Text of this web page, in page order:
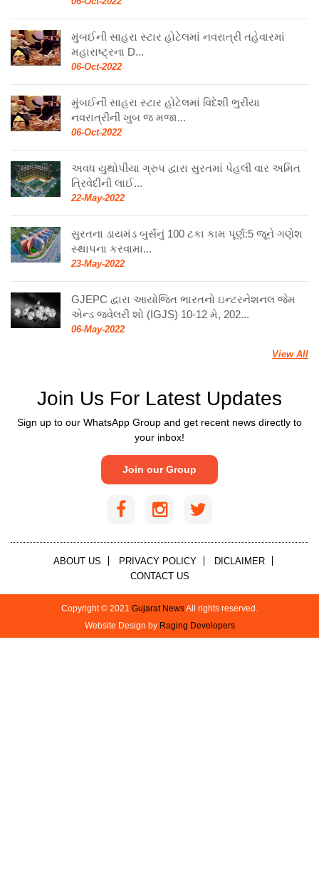
મુંબઈની સાહરા સ્ટાર હોટેલમાં નવરાત્રી તહેવારમાં
મહારાષ્ટ્રના D...
06-Oct-2022
મુંબઈની સાહરા સ્ટાર હોટેલમાં વિદેશી ભુરીયા
નવરાત્રીની ખુબ જ મજા...
06-Oct-2022
અવધ યુથોપીયા ગ્રુપ દ્વારા સુરતમાં પેહલી વાર અમિત
ત્રિવેદીની લાઈ...
22-May-2022
સુરતના ડાયમંડ બુર્સનું 100 ટકા કામ પૂર્ણ:5 જૂને ગણેશ
સ્થાપના કરવામા...
23-May-2022
GJEPC દ્વારા આયોજિત ભારતનો ઇન્ટરનેશનલ જેમ
એન્ડ જ્વેલરી શો (IGJS) 10-12 મે, 202...
06-May-2022
View All
Join Us For Latest Updates
Sign up to our WhatsApp Group and get recent news directly to
your inbox!
Join our Group
ABOUT US PRIVACY POLICY
DICLAIMER
CONTACT US
Copyright © 2021 Gujarat NewsAll rights reserved.
Website Design by Raging Developers